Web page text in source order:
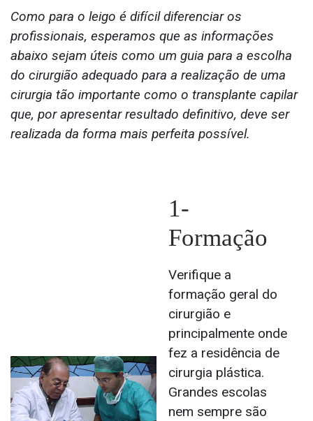
Como para o leigo é difícil diferenciar os
profissionais, esperamos que as informações
abaixo sejam úteis como um guia para a escolha
do cirurgião adequado para a realização de uma
cirurgia tão importante como o transplante capilar
que, por apresentar resultado definitivo, deve ser
realizada da forma mais perfeita possível.
1-
Formação
Verifique a
formação geral do
cirurgião e
principalmente onde
fez a residência de
cirurgia plástica.
Grandes escolas
nem sempre são